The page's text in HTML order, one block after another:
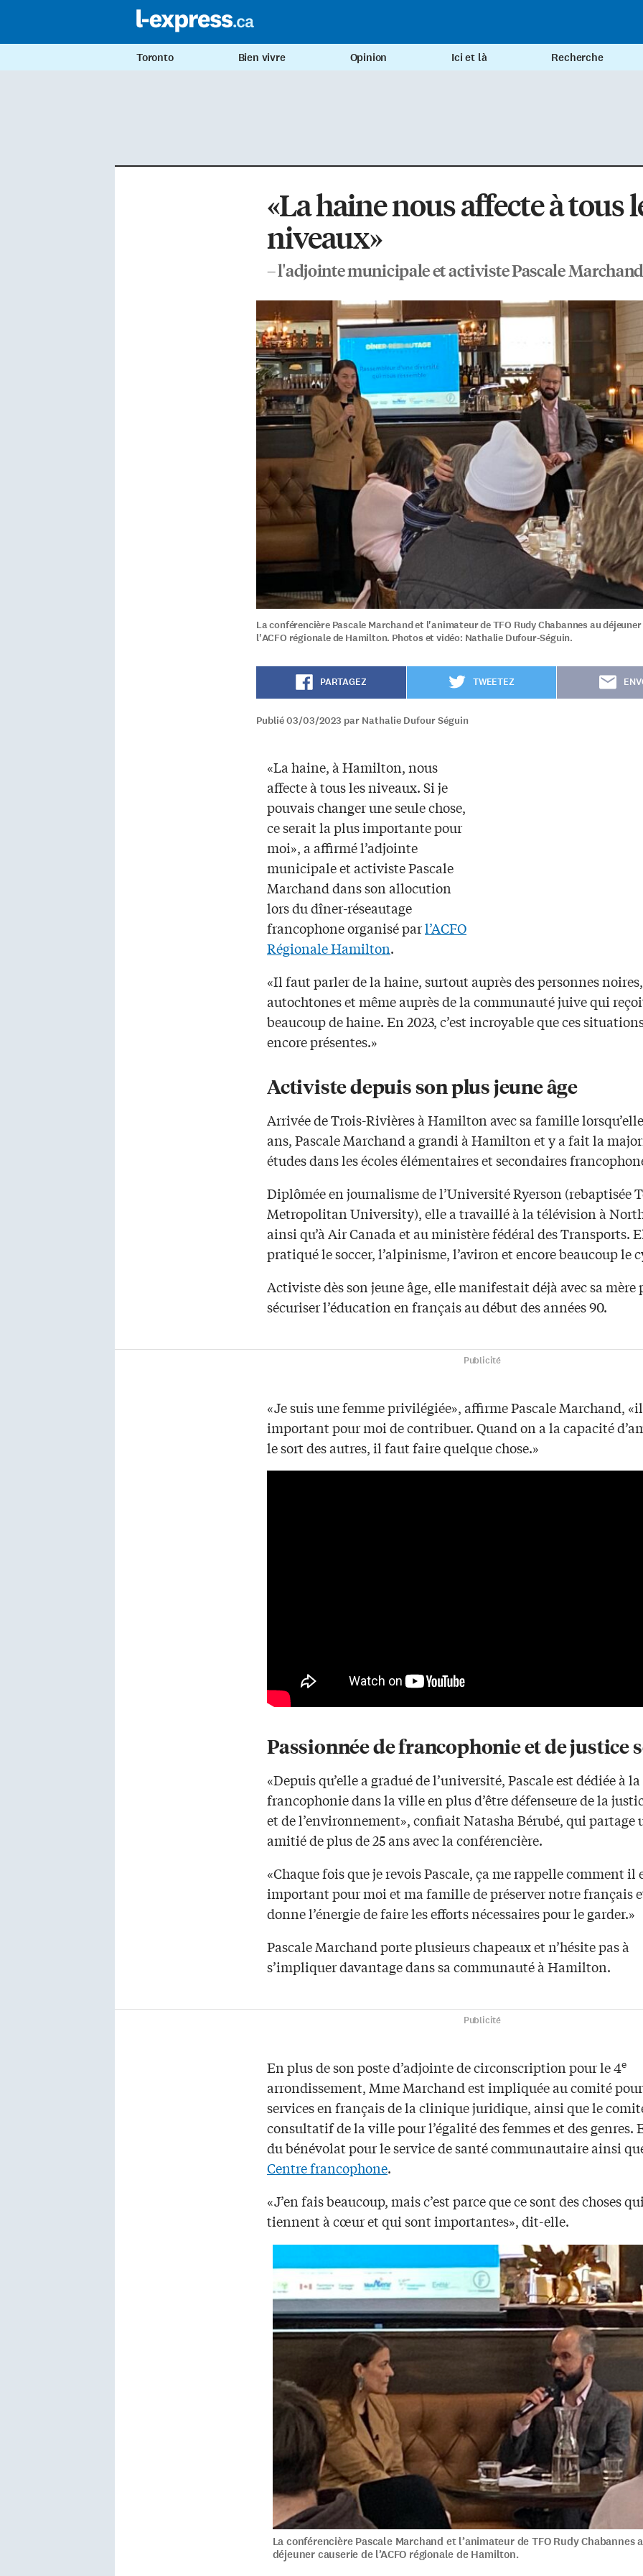
Toronto Bien vivre Opinion Ici et là Recherche
«La haine nous affecte à tous
niveaux»
– l'adjointe municipale et activiste Pascale
La conférencière Pascale Marchand et l'animateur de TFO Rudy Chabannes au
l'ACFO régionale de Hamilton. Photos et vidéo: Nathalie Dufour-Séguin.
PARTAGEZ TWEETEZ
Publié 03/03/2023 par Nathalie Dufour Séguin
«La haine, à Hamilton, nous
affecte à tous les niveaux. Si je
pouvais changer une seule chose,
ce serait la plus importante pour
moi», a affirmé l’adjointe
municipale et activiste Pascale
Marchand dans son allocution
lors du dîner-réseautage
francophone organisé parl’ACFO
Régionale Hamilton.
«Il faut parler de la haine, surtout auprès des personnes noires,
autochtones et même auprès de la communauté juive qui
beaucoup de haine. En 2023, c’est incroyable que ces
encore présentes.»
Activiste depuis son plus jeune âge
Arrivée de Trois-Rivières à Hamilton avec sa famille
ans, Pascale Marchand a grandi à Hamilton et y a fait la
études dans les écoles élémentaires et secondaires
Diplômée en journalisme de l’Université Ryerson (rebaptisée
Metropolitan University), elle a travaillé à la télévision à
ainsi qu’à Air Canada et au ministère fédéral des Transports.
pratiqué le soccer, l’alpinisme, l’aviron et encore beaucoup le
Activiste dès son jeune âge, elle manifestait déjà avec sa mère
sécuriser l’éducation en français au début des années 90.
Publicité
«Je suis une femme privilégiée», affirme Pascale Marchand,
important pour moi de contribuer. Quand on a la capacité
le sort des autres, il faut faire quelque chose.»
Passionnée de francophonie et de justice
«Depuis qu’elle a gradué de l’université, Pascale est dédiée à la
francophonie dans la ville en plus d’être défenseure de la
et de l’environnement», confiait Natasha Bérubé, qui partage
amitié de plus de 25 ans avec la conférencière.
«Chaque fois que je revois Pascale, ça me rappelle comment il
important pour moi et ma famille de préserver notre français
donne l’énergie de faire les efforts nécessaires pour le garder.»
Pascale Marchand porte plusieurs chapeaux et n’hésite pas à
s’impliquer davantage dans sa communauté à Hamilton.
Publicité
En plus de son poste d’adjointe de circonscription pour le 4e
arrondissement, Mme Marchand est impliquée au comité
services en français de la clinique juridique, ainsi que le
consultatif de la ville pour l’égalité des femmes et des genres.
du bénévolat pour le service de santé communautaire ainsi
Centre francophone.
«J’en fais beaucoup, mais c’est parce que ce sont des choses
tiennent à cœur et qui sont importantes», dit-elle.
La conférencière Pascale Marchand et l’animateur de TFO Rudy Chabannes
déjeuner causerie de l’ACFO régionale de Hamilton.